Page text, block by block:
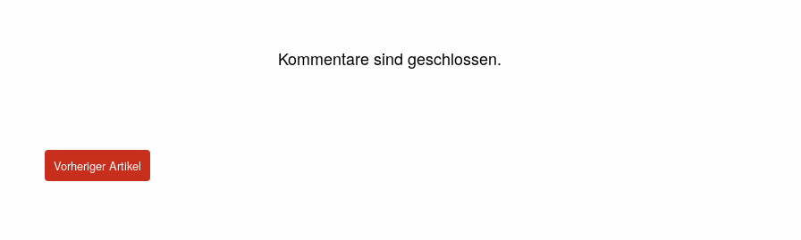
Kommentare sind geschlossen.
Vorheriger Artikel